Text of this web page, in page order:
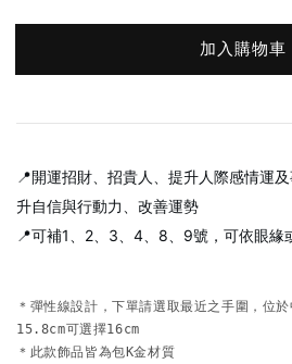
加入購物車
📍開運招財、招貴人、提升人際感情運
升自信與行動力、改善運勢
📍可補1、2、3、4、8、9號，可依眼緣
＊彈性線設計，下單請選取最近之手圍，位
15.8cm可選擇16cm
＊此款飾品皆為包K金材質